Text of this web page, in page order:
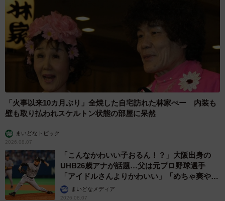
「火事以来10カ月ぶり」全焼した自宅訪れた林家ぺー 内装も
壁も取り払われスケルトン状態の部屋に呆然
まいどなトピック
2026.08.07
「こんなかわいい子おるん！？」大阪出身の
UHB26歳アナが話題…父は元プロ野球選手
「アイドルさんよりかわいい」「めちゃ爽や
か」まいどなメディア
2026.08.07